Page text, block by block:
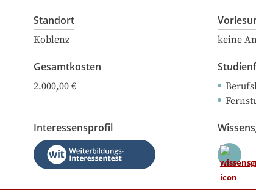
Standort
Koblenz keine
Gesamtkosten
2.000,00 €
Interessensprofil